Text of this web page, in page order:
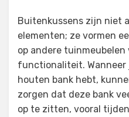
Buitenkussens zijn niet
elementen; ze vormen
op andere
functionaliteit. Wanneer
houten bank hebt,
zorgen dat deze bank
op te zitten, vooral